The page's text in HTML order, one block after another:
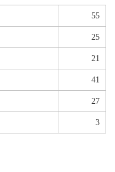
55
25
21
41
27
3